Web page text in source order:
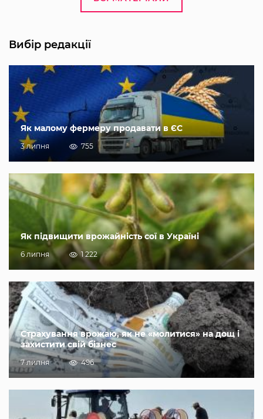
Вибір редакції
Як малому фермеру продавати в ЄС
3 липня 755
Як підвищити врожайність сої в Україні
6 липня 1 222
Страхування врожаю, як не «молитися» на дощ і
захистити свій бізнес
7 липня 496